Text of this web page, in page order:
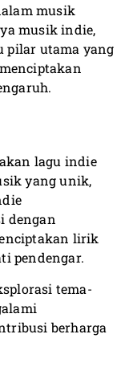
musik
musik indie,
pilar utama yang
lagu indie
yang unik,
dengan
lirik
pendengar.
tema-
berharga